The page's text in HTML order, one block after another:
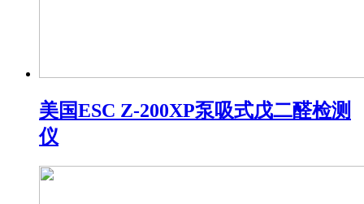
美国ESC Z-200XP泵吸式戊二醛检测
仪